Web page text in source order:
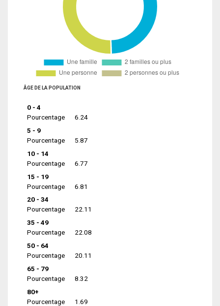
ÂGE DE LA POPULATION
0 - 4
Pourcentage
6.24
5 - 9
Pourcentage
5.87
10 - 14
Pourcentage
6.77
15 - 19
Pourcentage
6.81
20 - 34
Pourcentage
22.11
35 - 49
Pourcentage
22.08
50 - 64
Pourcentage
20.11
65 - 79
Pourcentage
8.32
80+
Pourcentage
1.69